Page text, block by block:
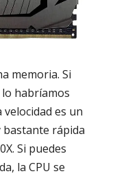
memoria. Si
habríamos
velocidad es un
bastante rápida
Si puedes
la CPU se